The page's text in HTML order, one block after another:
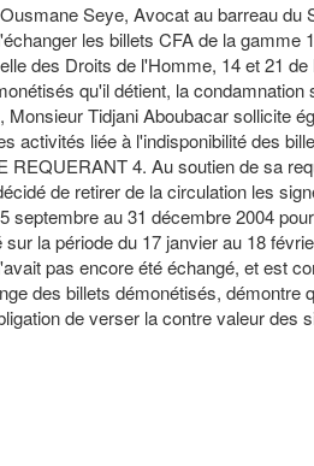
Seye, Avocat au barreau du
les billets CFA de la gamme
des Droits de l'Homme, 14 et 21
qu'il détient, la
Tidjani Aboubacar sollicite
liée à l'indisponibilité des
4. Au soutien de sa
de retirer de la circulation les
au 31 décembre 2004
la période du 17 janvier au 18
pas encore été échangé, et est
des billets démonétisés, démontre
de verser la contre valeur des